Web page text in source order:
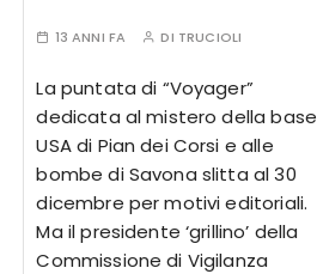
13 ANNI FA DI TRUCIOLI
La puntata di “Voyager”
dedicata al mistero della base
USA di Pian dei Corsi e alle
bombe di Savona slitta al 30
dicembre per motivi editoriali.
Ma il presidente ‘grillino’ della
Commissione di Vigilanza